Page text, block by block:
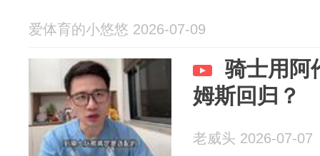
爱体育的小悠悠 2026-07-09
骑士用阿
姆斯回归？
老威头 2026-07-07